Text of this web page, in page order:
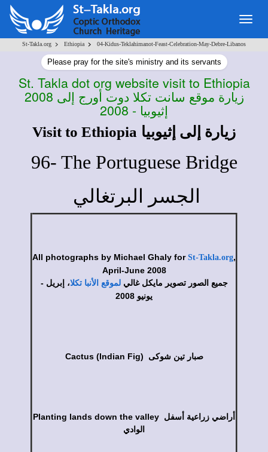
St-Takla.org > Ethiopia > 04-Kidus-Teklahimanot-Feast-Celebration-May-Debre-Libanos
Please pray for the site's ministry and its servants
St. Takla dot org website visit to Ethiopia
2008 زيارة موقع سانت تكلا دوت أورج إلى
إثيوبيا - 2008
Visit to Ethiopia زيارة إلى إثيوبيا
96- The Portuguese Bridge
الجسر البرتغالي
All photographs by Michael Ghaly for St-Takla.org,
April-June 2008
جميع الصور تصوير مايكل غاليلموقع الأنبا تكلا، إبريل -
يونيو 2008
Cactus (Indian Fig) صبار تين شوكى
Planting lands down the valley أراضي زراعية أسفل
الوادي